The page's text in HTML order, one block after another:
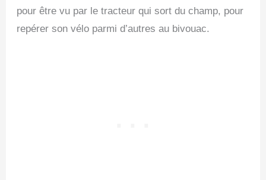
pour être vu par le tracteur qui sort du champ, pour
repérer son vélo parmi d’autres au bivouac.